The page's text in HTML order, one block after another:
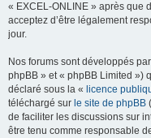
« EXCEL-ONLINE » après que
acceptez d’être légalement
jour.
Nos forums sont développés
phpBB » et « phpBB Limited »)
déclaré sous la « licence
téléchargé sur le site de phpBB
de faciliter les discussions sur
être tenu comme responsable